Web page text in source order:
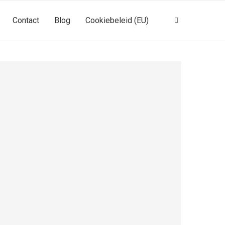
Contact Blog Cookiebeleid (EU)